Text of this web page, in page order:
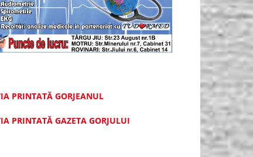
PRINTATĂ GORJEANUL
PRINTATĂ GAZETA GORJULUI